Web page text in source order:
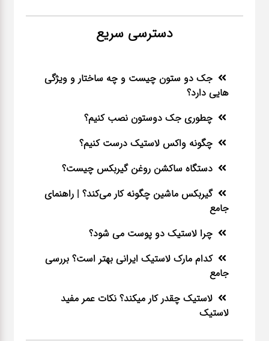
دسترسی سریع
جک دو ستون چیست و چه ساختار و ویژگی
هایی دارد؟
چطوری جک دوستون نصب کنیم؟
چگونه واکس لاستیک درست کنیم؟
دستگاه ساکشن روغن گیربکس چیست؟
گیربکس ماشین چگونه کار می‌کند؟ | راهنمای
جامع
چرا لاستیک دو پوست می شود؟
کدام مارک لاستیک ایرانی بهتر است؟ بررسی
جامع
لاستیک چقدر کار میکند؟ نکات عمر مفید
لاستیک